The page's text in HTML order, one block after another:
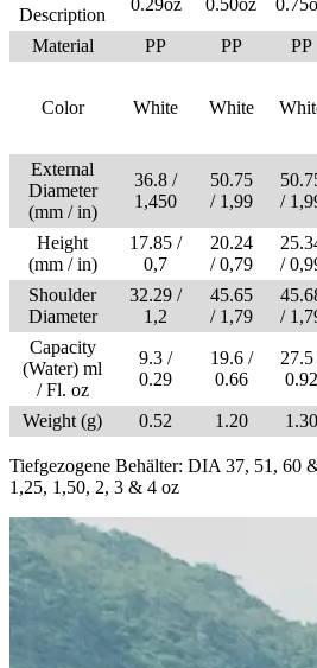
Description
Material PP PP PP
Color White White
External
Diameter
(mm / in)
36.8 /
1,450
50.75
/ 1,99
/
Height
(mm / in)
17.85 /
0,7
20.24
/ 0,79
/
Shoulder
Diameter
32.29 /
1,2
45.65
/ 1,79
/
Capacity
(Water) ml
/ Fl. oz
9.3 /
0.29
19.6 /
0.66
27.5
0.92
Weight (g) 0.52 1.20 1.30
Tiefgezogene Behälter: DIA 37, 51, 60
1,25, 1,50, 2, 3 & 4 oz